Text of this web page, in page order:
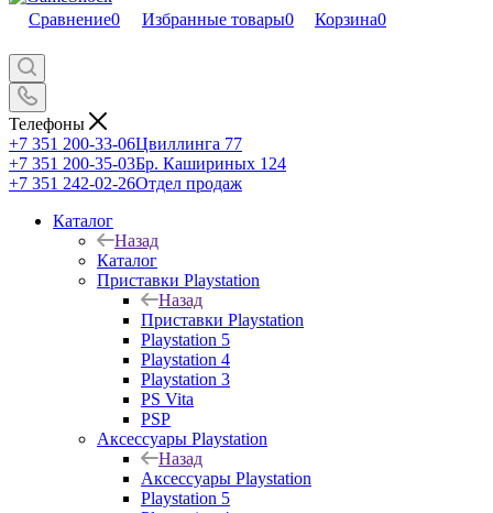
Сравнение0 Избранные товары0 Корзина0
Телефоны
+7 351 200-33-06Цвиллинга 77
+7 351 200-35-03Бр. Кашириных 124
+7 351 242-02-26Отдел продаж
Каталог
Назад
Каталог
Приставки Playstation
Назад
Приставки Playstation
Playstation 5
Playstation 4
Playstation 3
PS Vita
PSP
Аксессуары Playstation
Назад
Аксессуары Playstation
Playstation 5